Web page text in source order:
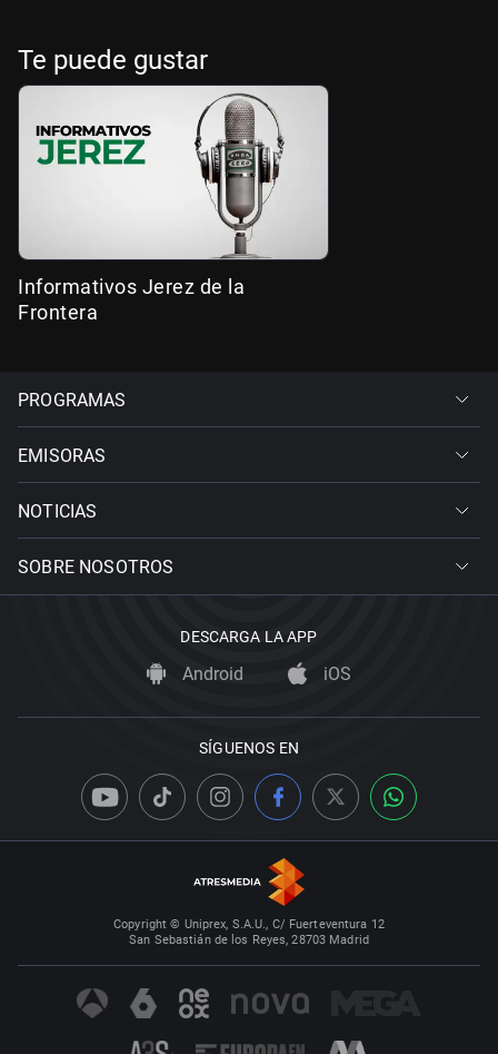
Te puede gustar
Informativos Jerez de la
Frontera
PROGRAMAS
EMISORAS
NOTICIAS
SOBRE NOSOTROS
DESCARGA LA APP
Android iOS
SÍGUENOS EN
Copyright © Uniprex, S.A.U., C/ Fuerteventura 12
San Sebastián de los Reyes, 28703 Madrid